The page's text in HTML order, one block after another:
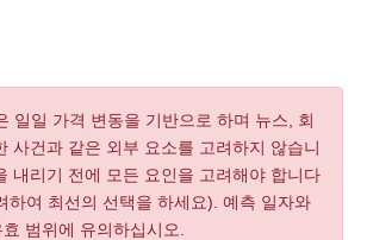
일일 가격 변동을 기반으로 하며 뉴스, 회
사건과 같은 외부 요소를 고려하지 않습니
내리기 전에 모든 요인을 고려해야 합니다
하여 최선의 선택을 하세요). 예측 일자와
범위에 유의하십시오.